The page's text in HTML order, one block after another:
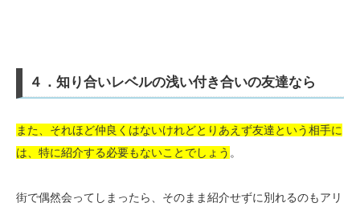
４．知り合いレベルの浅い付き合いの友達なら
また、それほど仲良くはないけれどとりあえず友達という相手に
は、特に紹介する必要もないことでしょう 。
街で偶然会ってしまったら、そのまま紹介せずに別れるのもアリ